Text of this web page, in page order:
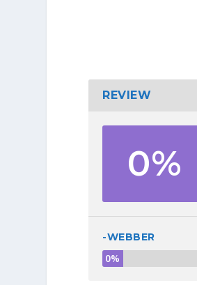
REVIEW
0%
-WEBBER
0%